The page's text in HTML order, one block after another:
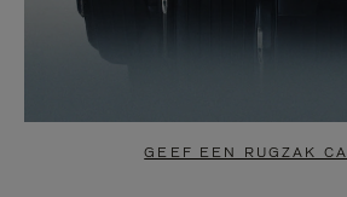
GEEF EEN RUGZAK